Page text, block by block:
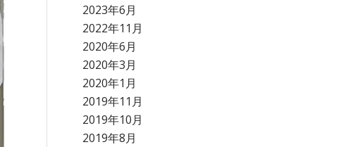
2023年6月
2022年11月
2020年6月
2020年3月
2020年1月
2019年11月
2019年10月
2019年8月